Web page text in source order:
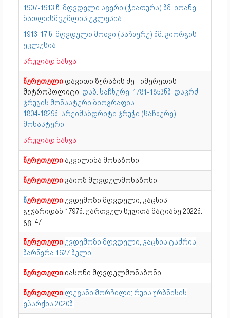
1907-1913 წ. მღვდელი სვერი (ჭიათურა) წმ. იოანე
ნათლისმცემლის ეკლესია
1913-17 წ. მღვდელი მოძვი (საჩხერე) წმ. გიორგის
ეკლესია
სრულად ნახვა
წერეთელი დავითი ზურაბის ძე - იმერეთის
მიტროპოლიტი. დაბ. საჩხერე 1781-1853წწ დაკრძ.
ჯრუჭის მონასტერი ბიოგრაფია
1804-1829წ. არქიმანდრიტი ჯრუჭი (საჩხერე)
მონასტერი
სრულად ნახვა
წერეთელი აკვილინა მონაზონი
წერეთელი გაიოზ მღვდელმონაზონი
წერეთელი ევდემოზი მღვდელი, კაცხის
გუჯარიდან 1797წ. ქართველ სულთა მატიანე 2022წ.
გვ. 47
წერეთელი ევდემოზი მღვდელი, კაცხის ტაძრის
წარწერა 1627 წელი
წერეთელი იასონი მღვდელმონაზონი
წერეთელი ლევანი მორჩილი; რუის ურბნისის
ეპარქია 2020წ.